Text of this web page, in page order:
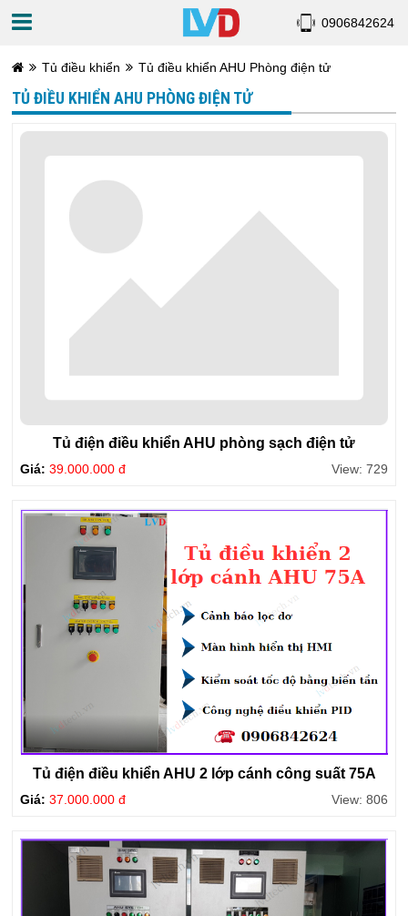
0906842624
Tủ điều khiển Tủ điều khiển AHU Phòng điện tử
TỦ ĐIỀU KHIỂN AHU PHÒNG ĐIỆN TỬ
Tủ điện điều khiển AHU phòng sạch điện tử
Giá: 39.000.000 đ View: 729
Tủ điện điều khiển AHU 2 lớp cánh công suất 75A
Giá: 37.000.000 đ View: 806